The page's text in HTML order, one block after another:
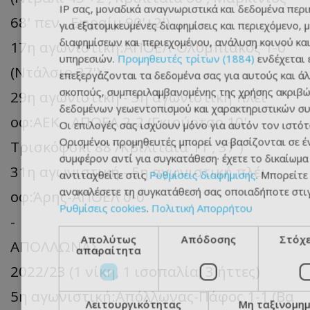
68' πεν., Εφραίμ 90'+2')
17η αγωνιστική:ΑΠΟΕΛ-Ολυμπιακός 1-0
(Ντάλσιο 27')
29η αγωνιστική - 3η αγωνιστική πλέι
οφ:ΑΕΚ - ΑΠΟΕΛ 2-2 (Γκιούρτσο 10',
Τρισκόφσκι 88'/Κβιλιτάια 11', 37')
31η αγωνιστική - 5η αγωνιστική πλέι
οφ:Άρης-ΑΠΟΕΛ 0-0
-
ΑΠΟΛΛΩΝΑΣ
2022/23 (1 νίκη, 1 ισοπαλία, 3 ήττες)
5η αγωνιστική:Απόλλωνας-Πάφος 1-1 (Βα
IP σας, μοναδικά αναγνωριστικά και δεδομένα
για εξατομικευμένες διαφημίσεις και περιεχόμενο,
διαφημίσεων και περιεχομένου, ανάλυση κοινού
υπηρεσιών. Προμηθευτές τρίτων (1884) ενδέχεται
επεξεργάζονται τα δεδομένα σας για αυτούς και
σκοπούς, συμπεριλαμβανομένης της χρήσης
δεδομένων γεωεντοπισμού και χαρακτηριστικών
Οι επιλογές σας ισχύουν μόνο για αυτόν τον
Ορισμένοι προμηθευτές μπορεί να βασίζονται σε
συμφέρον αντί για συγκατάθεση· έχετε το
αντιταχθείτε στις Ρυθμίσεις διαφήμισης.
ανακαλέσετε τη συγκατάθεσή σας οποιαδήποτε
Ρυθμίσεις cookies. Πολιτική Απορρήτου
Απολύτως
απαραίτητα
Απόδοσης
Λειτουργικότητας Μη